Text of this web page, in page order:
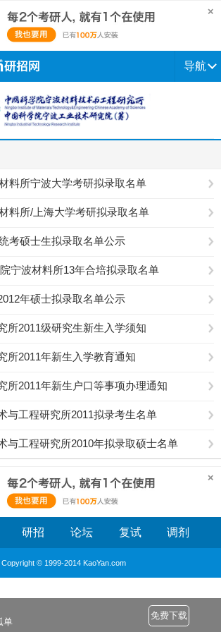
导航
料所宁波大学考研拟录取名单
料所/上海大学考研拟录取名单
考硕士生拟录取名单公示
宁波材料所13年合培拟录取名单
年硕士拟录取名单公示
所2011级研究生新生入学须知
所2011年新生入学教育通知
所2011年新生户口等事项办理通知
与工程研究所2011拟录考生名单
与工程研究所2010年拟录取硕士名单
研招 论坛 复试 调剂
Copyright © 1999-2014 KaoYan.com
单
免费下载